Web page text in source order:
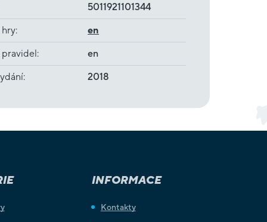
5011921101344
hry: en
pravidel: en
: 2018
INFORMACE
Kontakty